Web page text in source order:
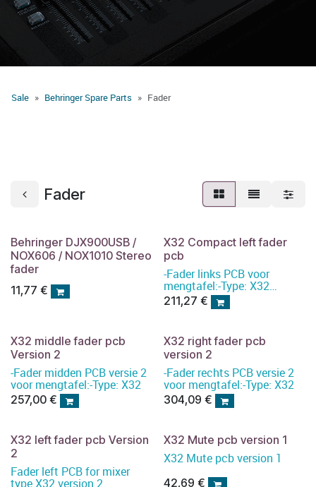
Sale Behringer Spare Parts Fader
Fader
Behringer DJX900USB /
NOX606 / NOX1010 Stereo
fader
11,77 €
X32 Compact left fader
pcb
-Fader links PCB voor
mengtafel:-Type: X32
Compact
211,27 €
X32 middle fader pcb
Version 2
-Fader midden PCB versie 2
voor mengtafel:-Type: X32
257,00 €
X32 right fader pcb
version 2
-Fader rechts PCB versie 2
voor mengtafel:-Type: X32
304,09 €
X32 left fader pcb Version
2
Fader left PCB for mixer
type X32 version 2
X32 Mute pcb version 1
X32 Mute pcb version 1
42,69 €